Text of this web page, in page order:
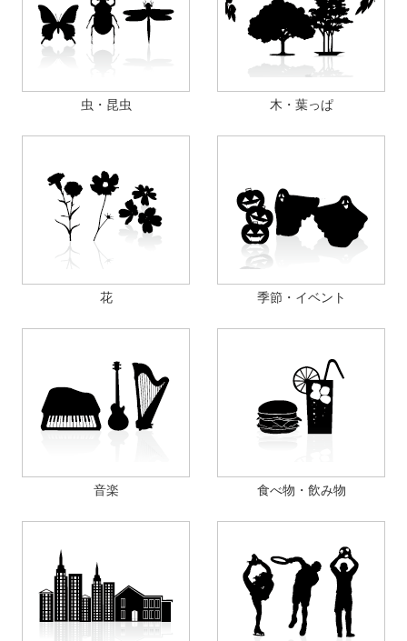
虫・昆虫 木・葉っぱ
花 季節・イベント
音楽 食べ物・飲み物